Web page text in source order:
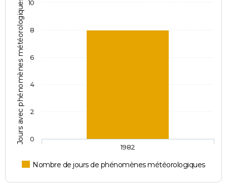
Jours avec phénomènes météorologiques
Nombre de jours de phénomènes météorologiques
1982
0
2
4
6
8
10